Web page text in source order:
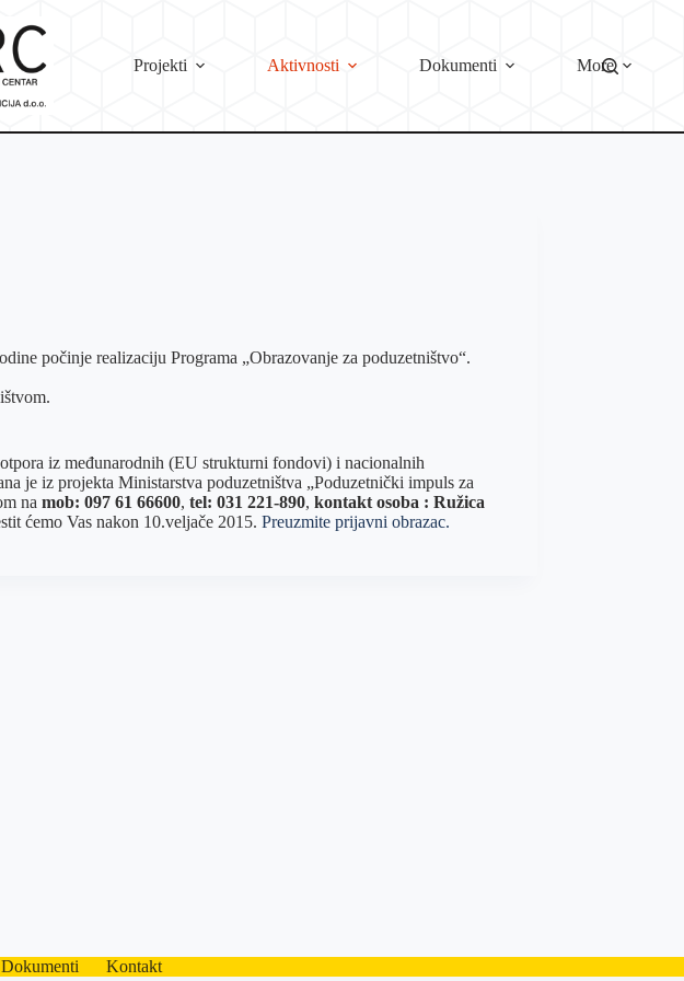
Projekti Aktivnosti Dokumenti More
počinje realizaciju Programa „Obrazovanje za poduzetništvo“.
iz međunarodnih (EU strukturni fondovi) i nacionalnih
je iz projekta Ministarstva poduzetništva „Poduzetnički impuls za
na mob: 097 61 66600, tel: 031 221-890, kontakt osoba : Ružica
ćemo Vas nakon 10.veljače 2015. Preuzmite prijavni obrazac.
Dokumenti Kontakt